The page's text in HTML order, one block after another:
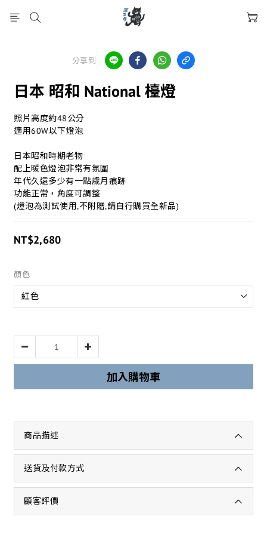
分享到
日本 昭和 National 檯燈
照片高度約48公分
適用60W以下燈泡
日本昭和時期老物
配上暖色燈泡非常有氛圍
年代久遠多少有一點歲月痕跡
功能正常，角度可調整
(燈泡為測試使用,不附贈,請自行購買全新品)
NT$2,680
顏色
加入購物車
商品描述
送貨及付款方式
顧客評價